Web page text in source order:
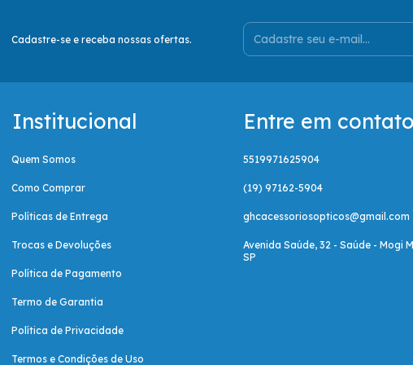
Cadastre-se e receba nossas ofertas.
Institucional
Quem Somos
Como Comprar
Políticas de Entrega
Trocas e Devoluções
Política de Pagamento
Termo de Garantia
Política de Privacidade
Termos e Condições de Uso
Entre em contato
5519971625904
(19) 97162-5904
ghcacessoriosopticos@gmail.com
Avenida Saúde, 32 - Saúde - Mogi
SP